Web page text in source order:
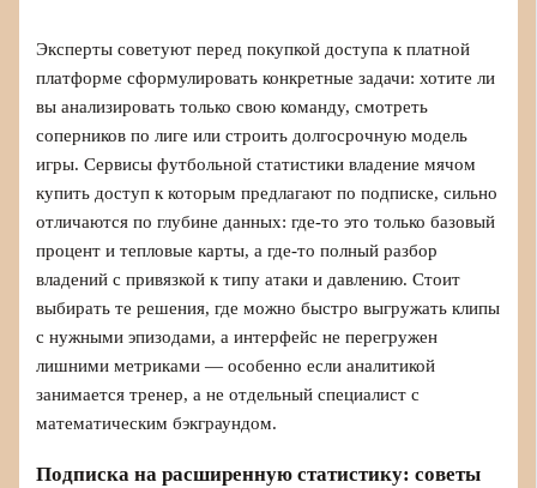
Эксперты советуют перед покупкой доступа к платной
платформе сформулировать конкретные задачи: хотите ли
вы анализировать только свою команду, смотреть
соперников по лиге или строить долгосрочную модель
игры. Сервисы футбольной статистики владение мячом
купить доступ к которым предлагают по подписке, сильно
отличаются по глубине данных: где‑то это только базовый
процент и тепловые карты, а где‑то полный разбор
владений с привязкой к типу атаки и давлению. Стоит
выбирать те решения, где можно быстро выгружать клипы
с нужными эпизодами, а интерфейс не перегружен
лишними метриками — особенно если аналитикой
занимается тренер, а не отдельный специалист с
математическим бэкграундом.
Подписка на расширенную статистику: советы